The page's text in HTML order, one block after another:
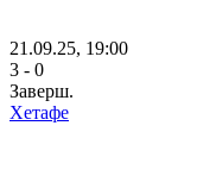
21.09.25, 19:00
3 - 0
Заверш.
Хетафе